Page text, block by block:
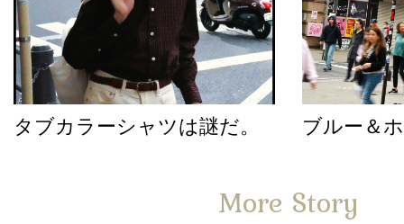
タブカラーシャツは謎だ。 ブルー＆
More Story